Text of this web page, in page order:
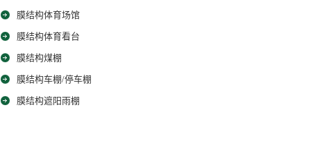
膜结构体育场馆
膜结构体育看台
膜结构煤棚
膜结构车棚/停车棚
膜结构遮阳雨棚